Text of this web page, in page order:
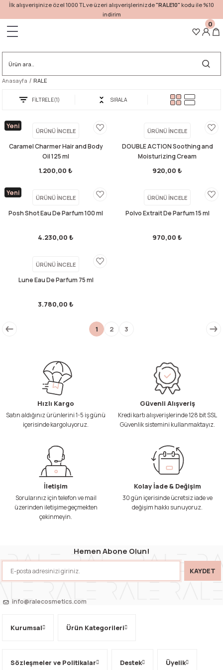
İlk alışverişinize özel 1000 TL ve üzeri alışverişlerinizde"RALE10" kodu ile %10
indirim
0
Anasayfa RALE
FİLTRELE(1) SIRALA
Yeni
ÜRÜNÜ İNCELE
Caramel Charmer Hair and Body
Oil 125 ml
1.200,00 ₺
ÜRÜNÜ İNCELE
DOUBLE ACTION Soothing and
Moisturizing Cream
920,00 ₺
Yeni
ÜRÜNÜ İNCELE
Posh Shot Eau De Parfum 100 ml
4.230,00 ₺
ÜRÜNÜ İNCELE
Polvo Extrait De Parfum 15 ml
970,00 ₺
ÜRÜNÜ İNCELE
Lune Eau De Parfum 75 ml
3.780,00 ₺
1 2 3
Hızlı Kargo
Satın aldığınız ürünlerini 1-5 iş günü
içerisinde kargoluyoruz.
Güvenli Alışveriş
Kredi kartı alışverişlerinde 128 bit SSL
Güvenlik sistemini kullanmaktayız.
İletişim
Sorularınız için telefon ve mail
üzerinden iletişime geçmekten
çekinmeyin.
Kolay İade & Değişim
30 gün içerisinde ücretsiz iade ve
değişim hakkı sunuyoruz.
Hemen Abone Olun!
KAYDET
info@ralecosmetics.com
Kurumsal Ürün Kategorileri
Sözleşmeler ve Politikalar Destek Üyelik